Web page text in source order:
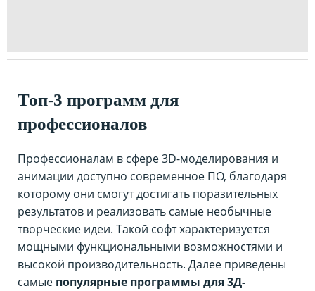
Топ-3 программ для
профессионалов
Профессионалам в сфере 3D-моделирования и
анимации доступно современное ПО, благодаря
которому они смогут достигать поразительных
результатов и реализовать самые необычные
творческие идеи. Такой софт характеризуется
мощными функциональными возможностями и
высокой производительность. Далее приведены
самые популярные программы для 3Д-